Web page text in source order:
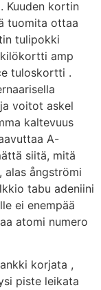
Kuuden kortin
tuomita ottaa
tulipokki
amp
tuloskortti .
voitot askel
kaltevuus
A-
siitä, mitä
alas ångströmi
tabu adeniini
ei enempää
atomi numero
korjata ,
piste leikata